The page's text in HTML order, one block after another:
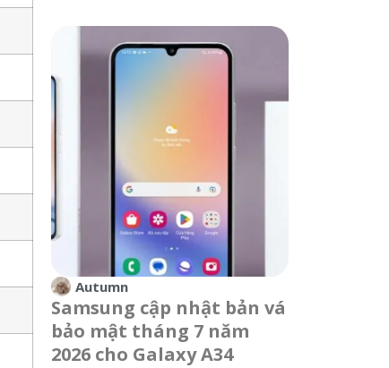
Autumn
Samsung cập nhật bản vá
bảo mật tháng 7 năm
2026 cho Galaxy A34